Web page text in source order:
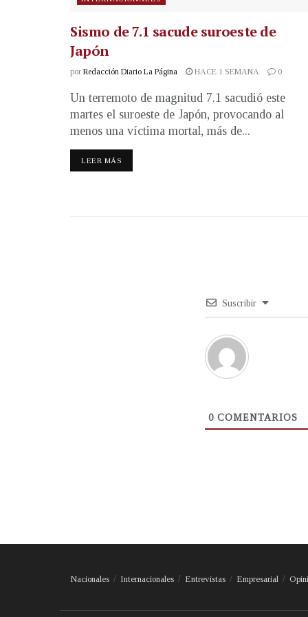
Sismo de 7.1 sacude suroeste de
Japón
por Redacción Diario La Página HACE 1 SEMANA 0
Un terremoto de magnitud 7.1 sacudió este
martes el suroeste de Japón, provocando al
menos una víctima mortal, más de...
LEER MÁS
Suscribir
0 COMENTARIOS
Nacionales Internacionales Entrevistas Empresarial